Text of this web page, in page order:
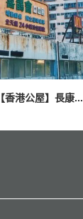
【香港公屋】長康...